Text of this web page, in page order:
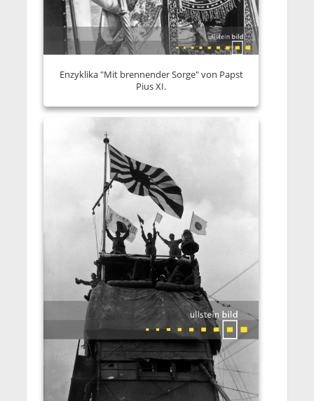
Enzyklika "Mit brennender Sorge" von Papst
Pius XI.